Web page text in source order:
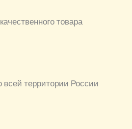
товара
всей территории России